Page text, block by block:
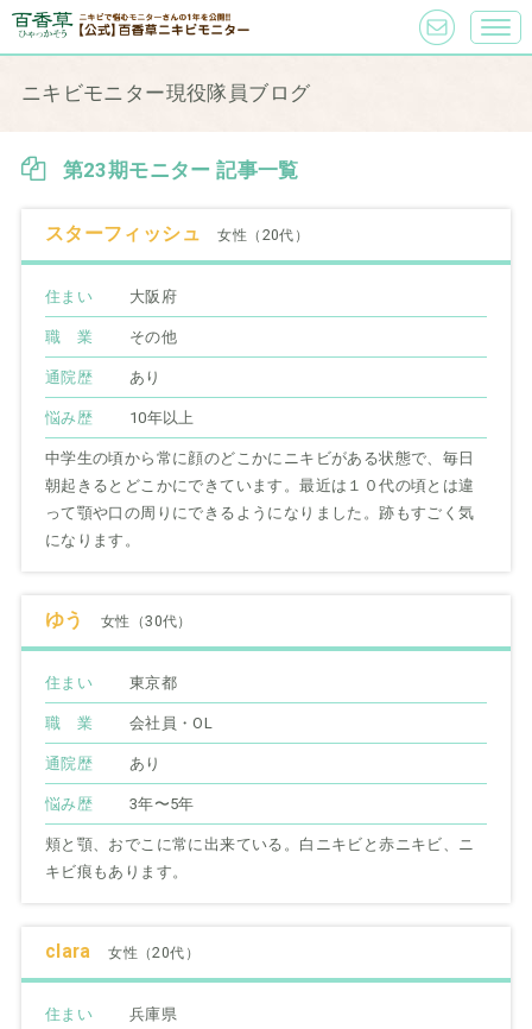
ニキビモニター現役隊員ブログ
第23期モニター 記事一覧
スターフィッシュ 女性（20代）
住まい 大阪府
職 業 その他
通院歴 あり
悩み歴 10年以上
中学生の頃から常に顔のどこかにニキビがある状態で、毎日
朝起きるとどこかにできています。最近は１０代の頃とは違
って顎や口の周りにできるようになりました。跡もすごく気
になります。
ゆう 女性（30代）
住まい 東京都
職 業 会社員・OL
通院歴 あり
悩み歴 3年〜5年
頬と顎、おでこに常に出来ている。白ニキビと赤ニキビ、ニ
キビ痕もあります。
clara 女性（20代）
住まい 兵庫県